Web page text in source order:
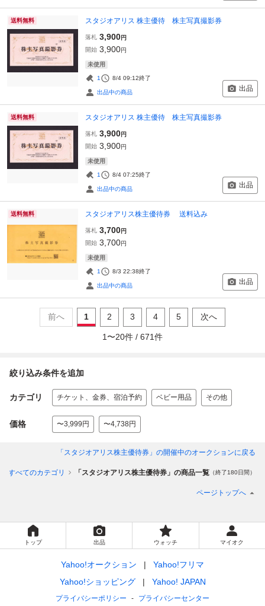
送料無料 スタジオアリス 株主優待 株主写真撮影券
落札 3,900円
開始 3,900円
未使用
1 8/4 09:12終了
出品中の商品 出品
送料無料 スタジオアリス 株主優待 株主写真撮影券
落札 3,900円
開始 3,900円
未使用
1 8/4 07:25終了
出品中の商品 出品
送料無料 スタジオアリス株主優待券 送料込み
落札 3,700円
開始 3,700円
未使用
1 8/3 22:38終了
出品中の商品 出品
前へ 1 2 3 4 5 次へ
1 〜20件 / 671件
絞り込み条件を追加
カテゴリ チケット、金券、宿泊予約 ベビー用品 その他
価格 〜3,999円 〜4,738円
「スタジオアリス株主優待券」 の開催中のオークションに戻る
すべてのカテゴリ 「スタジオアリス株主優待券」の商品一覧 （終了180日間）
ページトップへ
トップ 出品 ウォッチ マイオク
Yahoo!オークション
Yahoo!フリマ
Yahoo!ショッピング
Yahoo! JAPAN
プライバシーポリシー プライバシーセンター